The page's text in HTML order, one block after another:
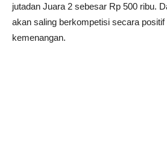
jutadan Juara 2 sebesar Rp 500 ribu.
akan saling berkompetisi secara
kemenangan.